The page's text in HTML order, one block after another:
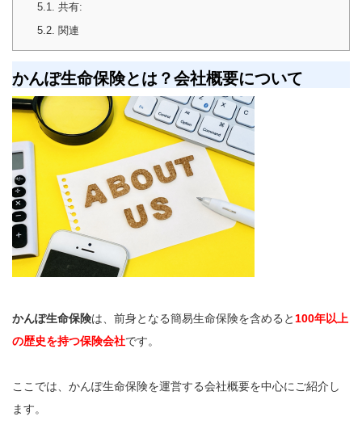
5.1. 共有:
5.2. 関連
かんぽ生命保険とは？会社概要について
かんぽ生命保険は、前身となる簡易生命保険を含めると 100年以上
の歴史を持つ保険会社です。
ここでは、かんぽ生命保険を運営する会社概要を中心にご紹介し
ます。